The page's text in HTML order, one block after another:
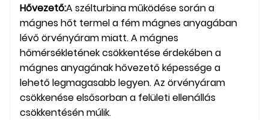
Hővezető:A szélturbina működése során a
mágnes hőt termel a fém mágnes anyagában
lévő örvényáram miatt. A mágnes
hőmérsékletének csökkentése érdekében a
mágnes anyagának hővezető képessége a
lehető legmagasabb legyen. Az örvényáram
csökkenése elsősorban a felületi ellenállás
csökkentésén múlik.